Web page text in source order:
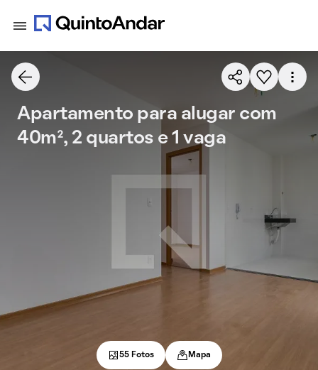
Apartamento para alugar com
40m², 2 quartos e 1 vaga
55 Fotos Mapa